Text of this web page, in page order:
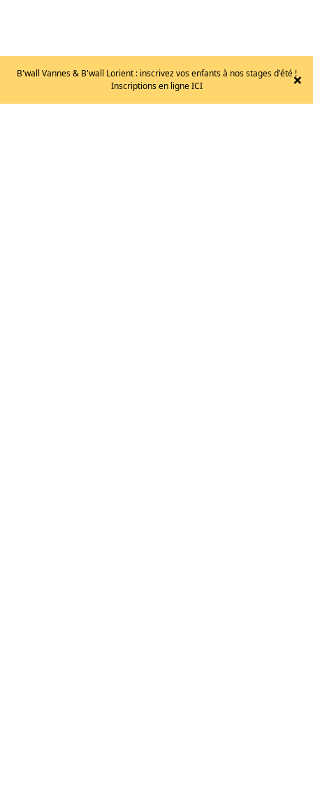
B'wall Vannes & B'wall Lorient : inscrivez vos enfants à nos stages d'été !
Inscriptions en ligne ICI
×